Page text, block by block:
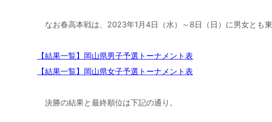
なお春高本戦は、2023年1月4日（水）～8日（日）に男女とも東
【結果一覧】岡山県男子予選トーナメント表
【結果一覧】岡山県女子予選トーナメント表
決勝の結果と最終順位は下記の通り。